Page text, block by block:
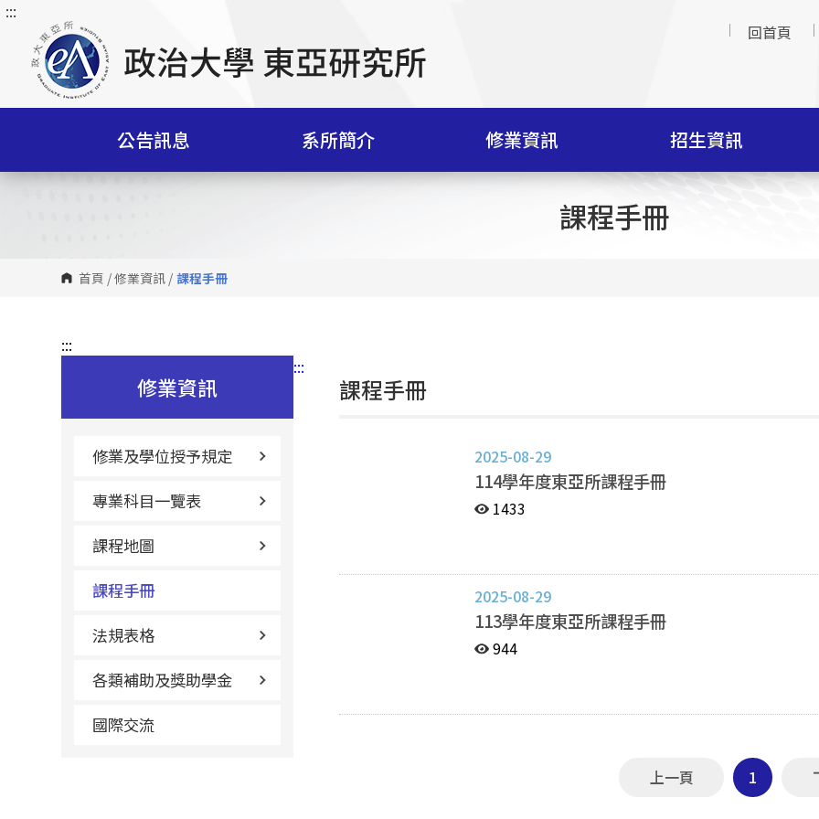
跳
內
塊
:::
回首頁
公告訊息 系所簡介 修業資訊 招生資訊
課程手冊
首頁 /修業資訊 / 課程手冊
:::
修業資訊
修業及學位授予規定
專業科目一覽表
課程地圖
課程手冊
法規表格
各類補助及獎助學金
國際交流
:::
課程手冊
2025-08-29
114學年度東亞所課程手冊
1433
2025-08-29
113學年度東亞所課程手冊
944
上一頁 1